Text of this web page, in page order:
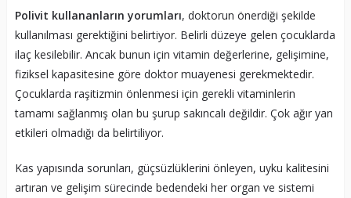
Polivit kullananların yorumları, doktorun önerdiği şekilde
kullanılması gerektiğini belirtiyor. Belirli düzeye gelen çocuklarda
ilaç kesilebilir. Ancak bunun için vitamin değerlerine, gelişimine,
fiziksel kapasitesine göre doktor muayenesi gerekmektedir.
Çocuklarda raşitizmin önlenmesi için gerekli vitaminlerin
tamamı sağlanmış olan bu şurup sakıncalı değildir. Çok ağır yan
etkileri olmadığı da belirtiliyor.
Kas yapısında sorunları, güçsüzlüklerini önleyen, uyku kalitesini
artıran ve gelişim sürecinde bedendeki her organ ve sistemi